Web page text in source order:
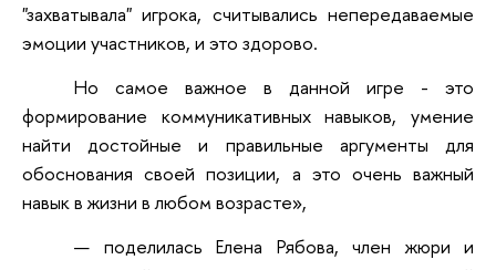
"захватывала" игрока, считывались непередаваемые
эмоции участников, и это здорово.
Но самое важное в данной игре - это
формирование коммуникативных навыков, умение
найти достойные и правильные аргументы для
обоснования своей позиции, а это очень важный
навык в жизни в любом возрасте»,
— поделилась Елена Рябова, член жюри и